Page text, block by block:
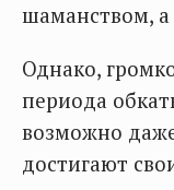
шаманством, а
Однако,
периода
возможно
достигают